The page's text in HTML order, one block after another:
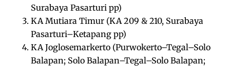
Surabaya Pasarturi pp)
KA Mutiara Timur (KA 209 & 210, Surabaya
Pasarturi–Ketapang pp)
KA Joglosemarkerto (Purwokerto–Tegal–Solo
Balapan; Solo Balapan–Tegal–Solo Balapan;